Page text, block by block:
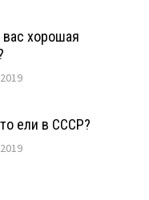
вас хорошая
ели в СССР?